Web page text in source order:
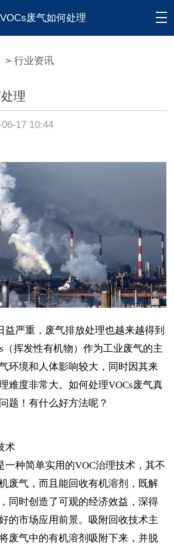
VOCs废气如何处理
> 行业资讯
理
17 10:44
严重，废气排放处理也越来越得到
（挥发性有机物）作为工业废气的主
环境和人体影响较大，同时因其来
难度非常大。如何处理VOCs废气真
题！有什么好方法呢？
术
一种简单实用的VOC治理技术，其不
废气，而且能回收有机溶剂，既解
同时创造了可观的经济效益，深得
的市场应用前景。吸附回收技术主
废气中的有机溶剂吸附下来，并脱